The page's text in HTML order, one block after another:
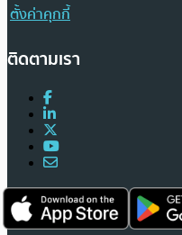
ตั้งค่าคุกกี้
ติดตามเรา